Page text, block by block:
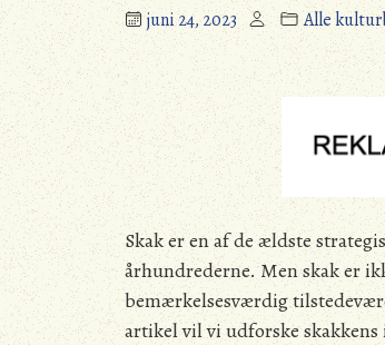
juni 24, 2023 Alle
Skak er en af de ældste
århundrederne. Men skak er
bemærkelsesværdig
artikel vil vi udforske